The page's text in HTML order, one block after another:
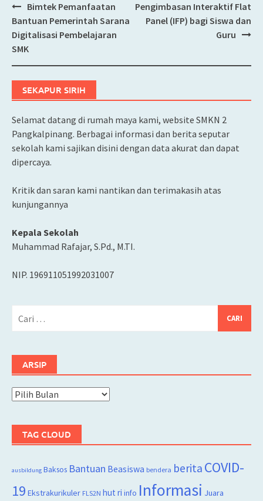
Post
navigation
Bimtek Pemanfaatan
Bantuan Pemerintah Sarana
Digitalisasi Pembelajaran
SMK
Pengimbasan Interaktif Flat
Panel (IFP) bagi Siswa dan
Guru
SEKAPUR SIRIH
Selamat datang di rumah maya kami, website SMKN 2
Pangkalpinang. Berbagai informasi dan berita seputar
sekolah kami sajikan disini dengan data akurat dan dapat
dipercaya.
Kritik dan saran kami nantikan dan terimakasih atas
kunjungannya
Kepala Sekolah
Muhammad Rafajar, S.Pd., M.TI.
NIP. 196911051992031007
ARSIP
Arsip
TAG CLOUD
ausbildung Baksos Bantuan Beasiswa bendera berita COVID-
19 Ekstrakurikuler FLS2N hut ri info Informasi Juara